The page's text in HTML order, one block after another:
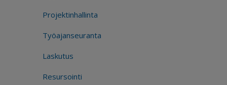
Projektinhallinta
Työajanseuranta
Laskutus
Resursointi